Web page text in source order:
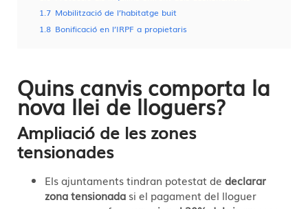
1.7 Mobilització de l’habitatge buit
1.8 Bonificació en l’IRPF a propietaris
Quins canvis comporta la
nova llei de lloguers?
Ampliació de les zones
tensionades
Els ajuntaments tindran potestat de declarar
zona tensionada si el pagament del lloguer